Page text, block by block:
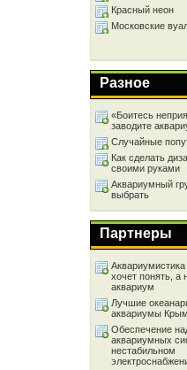
Красный неон
Московские
Разное
«Боитесь
заводите
Случайные
Как сделать
своими руками
Аквариумный
выбрать
Партнеры
Аквариумистика
хочет понять, а
аквариум
Лучшие
аквариумы
Обеспечение
аквариумных
нестабильном